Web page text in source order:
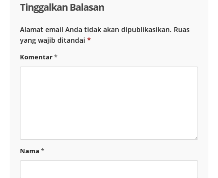
Tinggalkan Balasan
Alamat email Anda tidak akan dipublikasikan. Ruas
yang wajib ditandai *
Komentar*
Nama *